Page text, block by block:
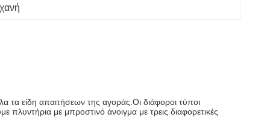
τα είδη απαιτήσεων της αγοράς.Οι διάφοροι τύποι
με μπροστινό άνοιγμα με τρεις διαφορετικές